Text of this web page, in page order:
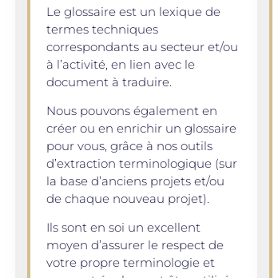
Le glossaire est un lexique de
termes techniques
correspondants au secteur et/ou
à l’activité, en lien avec le
document à traduire.
Nous pouvons également en
créer ou en enrichir un glossaire
pour vous, grâce à nos outils
d’extraction terminologique (sur
la base d’anciens projets et/ou
de chaque nouveau projet).
Ils sont en soi un excellent
moyen d’assurer le respect de
votre propre terminologie et